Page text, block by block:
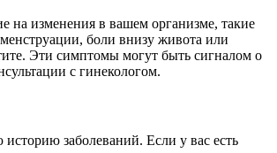
на изменения в вашем организме, такие
боли внизу живота или
Эти симптомы могут быть сигналом о
с гинекологом.
заболеваний. Если у вас есть